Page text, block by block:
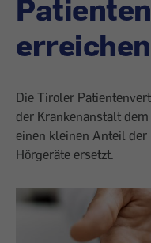
Die Tiroler
der Krankenanstalt
einen kleinen Anteil
Hörgeräte ersetzt.